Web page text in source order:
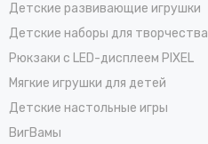
Детские развивающие игрушки
Детские наборы для творчества
Рюкзаки с LED-дисплеем PIXEL
Мягкие игрушки для детей
Детские настольные игры
ВигВамы